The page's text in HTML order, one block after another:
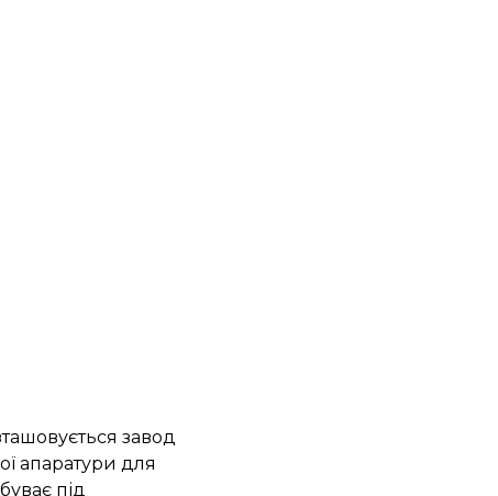
завод
апаратури для
під